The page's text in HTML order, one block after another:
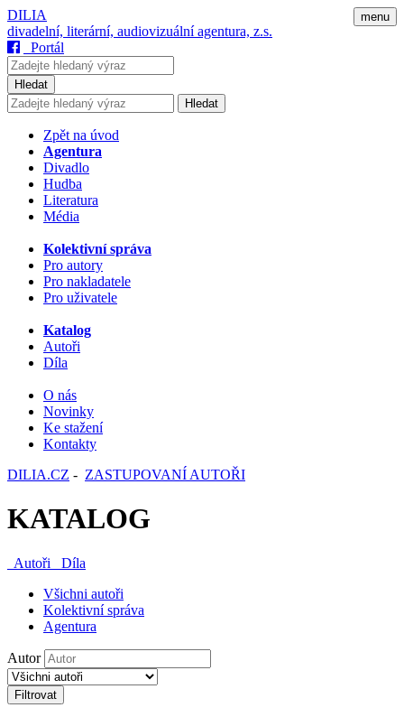
menu
DILIA
divadelní, literární, audiovizuální agentura, z.s.
Portál
Hledat
Hledat
Zpět na úvod
Agentura
Divadlo
Hudba
Literatura
Média
Kolektivní správa
Pro autory
Pro nakladatele
Pro uživatele
Katalog
Autoři
Díla
O nás
Novinky
Ke stažení
Kontakty
DILIA.CZ - ZASTUPOVANÍ AUTOŘI
KATALOG
Autoři
Díla
Všichni autoři
Kolektivní správa
Agentura
Autor
Filtrovat